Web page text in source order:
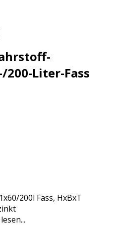
200-Liter-Fass
200l Fass, HxBxT